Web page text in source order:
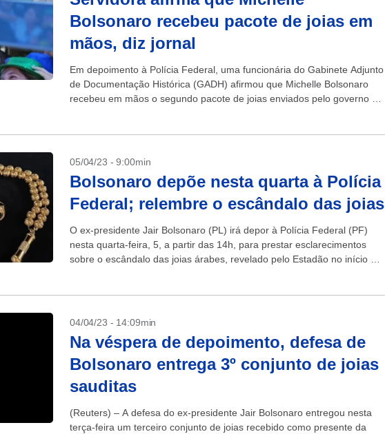
Bolsonaro recebeu pacote de joias em
mãos, diz jornal
Em depoimento à Polícia Federal, uma funcionária do Gabinete Adjunto
de Documentação Histórica (GADH) afirmou que Michelle Bolsonaro
recebeu em mãos o segundo pacote de joias enviados pelo governo da
05/04/23 - 9:00min
Bolsonaro depõe nesta quarta à Polícia
Federal; relembre o escândalo das joias
O ex-presidente Jair Bolsonaro (PL) irá depor à Polícia Federal (PF)
nesta quarta-feira, 5, a partir das 14h, para prestar esclarecimentos
sobre o escândalo das joias árabes, revelado pelo Estadão no início de
04/04/23 - 14:09min
Na véspera de depoimento, defesa de
Bolsonaro entrega 3º conjunto de joias
sauditas
(Reuters) – A defesa do ex-presidente Jair Bolsonaro entregou nesta
terça-feira um terceiro conjunto de joias recebido como presente da